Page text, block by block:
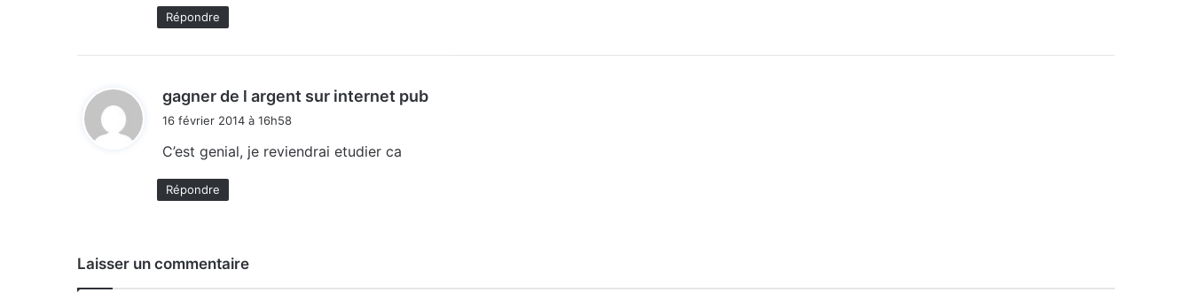
Répondre
gagner de l argent sur internet pub
16 février 2014 à 16h58
C’est genial, je reviendrai etudier ca
Répondre
Laisser un commentaire